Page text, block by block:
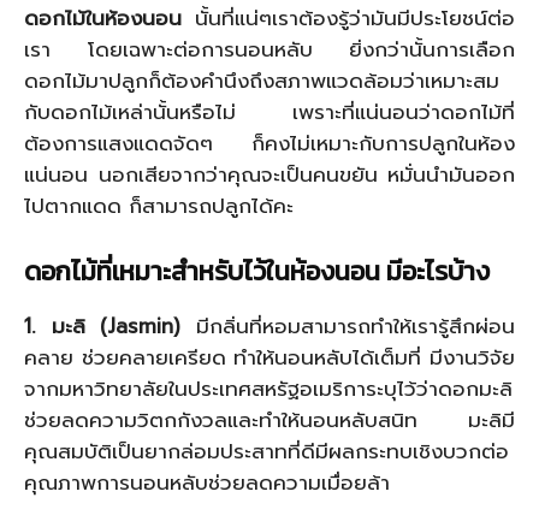
ดอกไม้ในห้องนอน นั้นที่แน่ๆเราต้องรู้ว่ามันมีประโยชน์ต่อ
เรา โดยเฉพาะต่อการนอนหลับ ยิ่งกว่านั้นการเลือก
ดอกไม้มาปลูกก็ต้องคำนึงถึงสภาพแวดล้อมว่าเหมาะสม
กับดอกไม้เหล่านั้นหรือไม่ เพราะที่แน่นอนว่าดอกไม้ที่
ต้องการแสงแดดจัดๆ ก็คงไม่เหมาะกับการปลูกในห้อง
แน่นอน นอกเสียจากว่าคุณจะเป็นคนขยัน หมั่นนำมันออก
ไปตากแดด ก็สามารถปลูกได้คะ
ดอกไม้ที่เหมาะสำหรับไว้ในห้องนอน มีอะไรบ้าง
1. มะลิ (Jasmin) มีกลิ่นที่หอมสามารถทำให้เรารู้สึกผ่อน
คลาย ช่วยคลายเครียด ทำให้นอนหลับได้เต็มที่ มีงานวิจัย
จากมหาวิทยาลัยในประเทศสหรัฐอเมริการะบุไว้ว่าดอกมะลิ
ช่วยลดความวิตกกังวลและทำให้นอนหลับสนิท มะลิมี
คุณสมบัติเป็นยากล่อมประสาทที่ดีมีผลกระทบเชิงบวกต่อ
คุณภาพการนอนหลับช่วยลดความเมื่อยล้า